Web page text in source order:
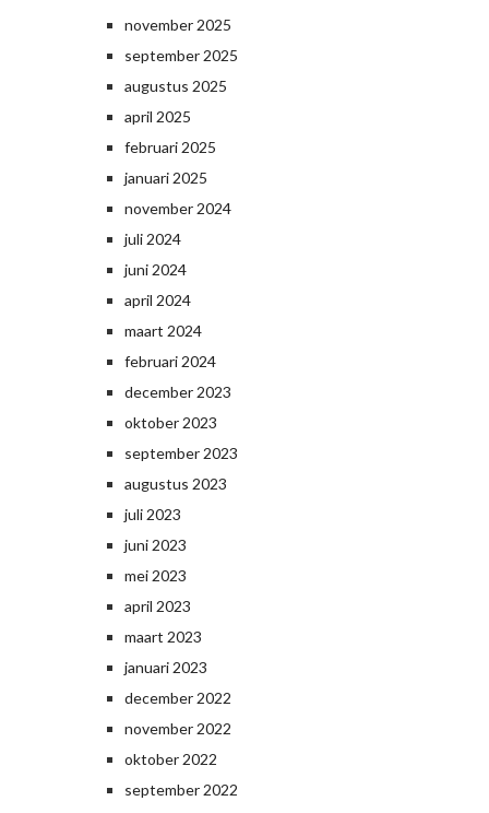
november 2025
september 2025
augustus 2025
april 2025
februari 2025
januari 2025
november 2024
juli 2024
juni 2024
april 2024
maart 2024
februari 2024
december 2023
oktober 2023
september 2023
augustus 2023
juli 2023
juni 2023
mei 2023
april 2023
maart 2023
januari 2023
december 2022
november 2022
oktober 2022
september 2022